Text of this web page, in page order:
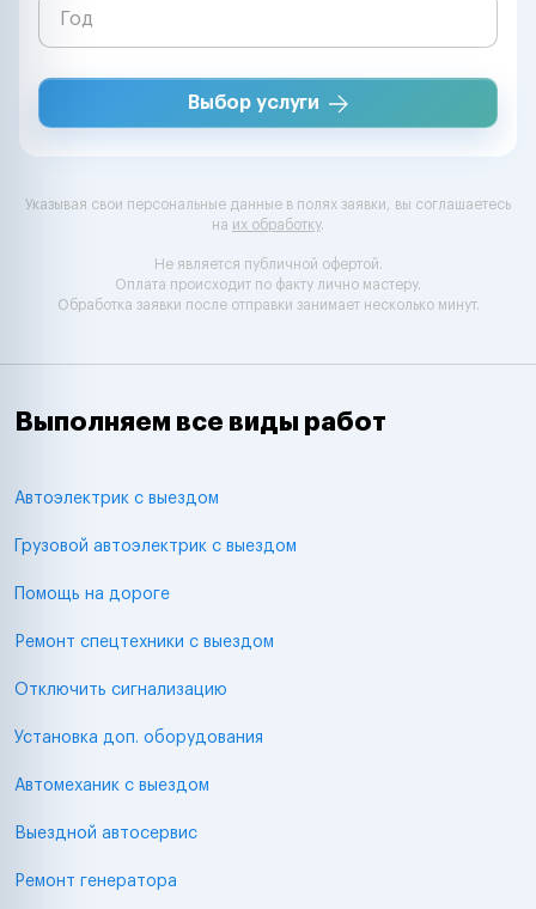
Выбор услуги
Указывая свои персональные данные в полях заявки, вы соглашаетесь
на их обработку.
Не является публичной офертой.
Оплата происходит по факту лично мастеру.
Обработка заявки после отправки занимает несколько минут.
Выполняем все виды работ
Автоэлектрик с выездом
Грузовой автоэлектрик с выездом
Помощь на дороге
Ремонт спецтехники с выездом
Отключить сигнализацию
Установка доп. оборудования
Автомеханик с выездом
Выездной автосервис
Ремонт генератора